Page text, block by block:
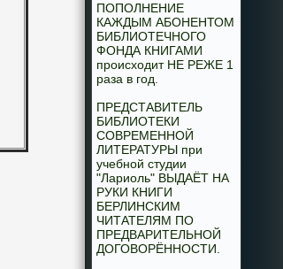
ПОПОЛНЕНИЕ
КАЖДЫМ АБОНЕНТОМ
БИБЛИОТЕЧНОГО
ФОНДА КНИГАМИ
происходит НЕ РЕЖЕ 1
раза в год.
ПРЕДСТАВИТЕЛЬ
БИБЛИОТЕКИ
СОВРЕМЕННОЙ
ЛИТЕРАТУРЫ при
учебной студии
"Лариоль" ВЫДАЁТ НА
РУКИ КНИГИ
БЕРЛИНСКИМ
ЧИТАТЕЛЯМ ПО
ПРЕДВАРИТЕЛЬНОЙ
ДОГОВОРЁННОСТИ.